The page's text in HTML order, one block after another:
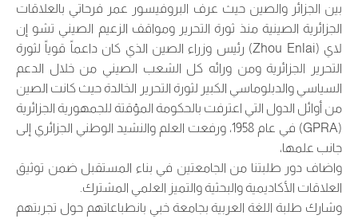
بين الجزائر والصين حيث عرف البروفيسور عمر فرحاتي بالعلاقات
الجزائرية الصينية منذ ثورة التحرير ومواقف الزعيم الصيني تشو إن
لاي (Zhou Enlai) رئيس وزراء الصين الذي كان داعماً قوياً لثورة
التحرير الجزائرية ومن ورائه كل الشعب الصيني من خلال الدعم
السياسي والدبلوماسي الكبير لثورة التحرير الخالدة حيث كانت الصين
من أوائل الدول التي اعترفت بالحكومة المؤقتة للجمهورية الجزائرية
(GPRA) في عام 1958، ورفعت العلم والنشيد الوطني الجزائري إلى
جانب علمها،
واضاف دور طلبتنا من الجامعتين في بناء المستقبل ضمن توثيق
العلاقات الأكاديمية والبحثية والتميز العلمي المشترك.
وشارك طلبة اللغة العربية بجامعة خبي بانطباعاتهم حول تجربتهم